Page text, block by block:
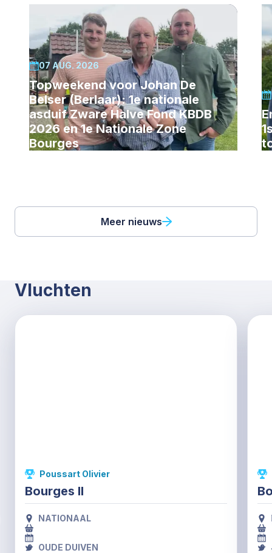
07 AUG. 2026
Topweekend voor Johan De
Belser (Berlaar): 1e nationale
asduif Zware Halve Fond KBDB
2026 en 1e Nationale Zone
Bourges
Meer nieuws
Vluchten
Poussart Olivier
Bourges II
NATIONAAL
OUDE DUIVEN